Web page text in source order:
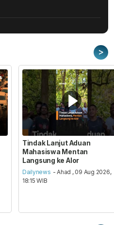
>
Tindak Lanjut Aduan
Mahasiswa Mentan
Langsung ke Alor
Dailynews - Ahad , 09 Aug 2026,
18:15 WIB